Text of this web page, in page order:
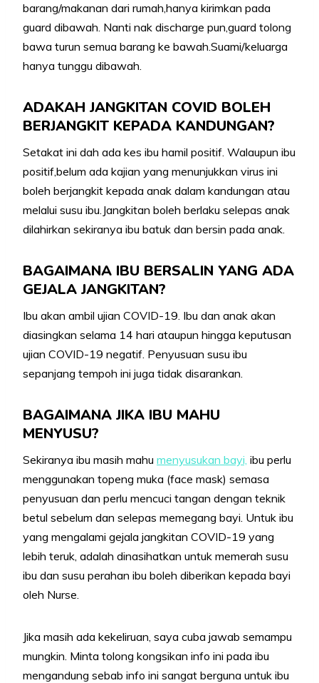
barang/makanan dari rumah,hanya kirimkan pada
guard dibawah. Nanti nak discharge pun,guard tolong
bawa turun semua barang ke bawah.Suami/keluarga
hanya tunggu dibawah.
ADAKAH JANGKITAN COVID BOLEH
BERJANGKIT KEPADA KANDUNGAN?
Setakat ini dah ada kes ibu hamil positif. Walaupun ibu
positif,belum ada kajian yang menunjukkan virus ini
boleh berjangkit kepada anak dalam kandungan atau
melalui susu ibu.Jangkitan boleh berlaku selepas anak
dilahirkan sekiranya ibu batuk dan bersin pada anak.
BAGAIMANA IBU BERSALIN YANG ADA
GEJALA JANGKITAN?
Ibu akan ambil ujian COVID-19. Ibu dan anak akan
diasingkan selama 14 hari ataupun hingga keputusan
ujian COVID-19 negatif. Penyusuan susu ibu
sepanjang tempoh ini juga tidak disarankan.
BAGAIMANA JIKA IBU MAHU
MENYUSU?
Sekiranya ibu masih mahu menyusukan bayi, ibu perlu
menggunakan topeng muka (face mask) semasa
penyusuan dan perlu mencuci tangan dengan teknik
betul sebelum dan selepas memegang bayi. Untuk ibu
yang mengalami gejala jangkitan COVID-19 yang
lebih teruk, adalah dinasihatkan untuk memerah susu
ibu dan susu perahan ibu boleh diberikan kepada bayi
oleh Nurse.
Jika masih ada kekeliruan, saya cuba jawab semampu
mungkin. Minta tolong kongsikan info ini pada ibu
mengandung sebab info ini sangat berguna untuk ibu